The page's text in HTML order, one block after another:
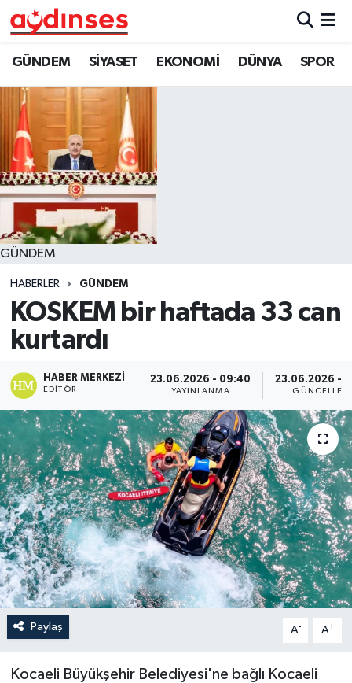
GÜNDEM SİYASET EKONOMİ DÜNYA SPOR
GÜNDEM
HABERLER GÜNDEM
KOSKEM bir haftada 33 can
kurtardı
HABER MERKEZI
EDITÖR
23.06.2026 - 09:40
YAYINLANMA
23.06.2026 -
Paylaş A- A+
Kocaeli Büyükşehir Belediyesi'ne bağlı Kocaeli
GÜNDEM
SİYASET
EKONOMİ
DÜNYA
SPOR
MAGAZİN
YAŞAM
Nöbetçi Eczaneler
Hava Durumu
Aydin Namaz Vakitleri
Trafik Durumu
Süper Lig Puan Durumu ve Fikstür
Tüm Manşetler
Son Dakika Haberleri
Haber Arşivi